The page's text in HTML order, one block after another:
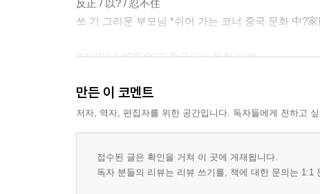
反正 / 以? / 忍不住
쓰 기 그리운 부모님 *쉬어 가는 코너 중국 문화 中?家
2과 中?人的文化?? 중국인의 문화 습관
듣 기 part1 ??,?空 part2 搬新家
읽 기 慢慢?地
만든 이 코멘트
저자, 역자, 편집자를 위한 공간입니다. 독자들에게 전하고
접수된 글은 확인을 거쳐 이 곳에 게재됩니다.
독자 분들의 리뷰는 리뷰 쓰기를, 책에 대한 문의는 1:1